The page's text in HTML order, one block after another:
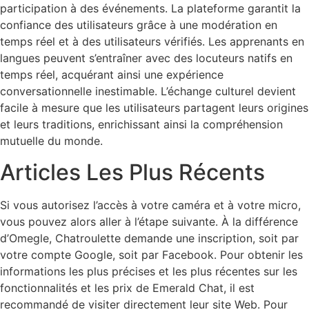
participation à des événements. La plateforme garantit la
confiance des utilisateurs grâce à une modération en
temps réel et à des utilisateurs vérifiés. Les apprenants en
langues peuvent s’entraîner avec des locuteurs natifs en
temps réel, acquérant ainsi une expérience
conversationnelle inestimable. L’échange culturel devient
facile à mesure que les utilisateurs partagent leurs origines
et leurs traditions, enrichissant ainsi la compréhension
mutuelle du monde.
Articles Les Plus Récents
Si vous autorisez l’accès à votre caméra et à votre micro,
vous pouvez alors aller à l’étape suivante. À la différence
d’Omegle, Chatroulette demande une inscription, soit par
votre compte Google, soit par Facebook. Pour obtenir les
informations les plus précises et les plus récentes sur les
fonctionnalités et les prix de Emerald Chat, il est
recommandé de visiter directement leur site Web. Pour